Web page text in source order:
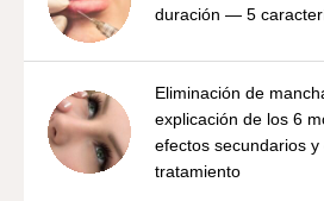
duración — 5
Eliminación de
explicación de los 6
efectos secundarios
tratamiento